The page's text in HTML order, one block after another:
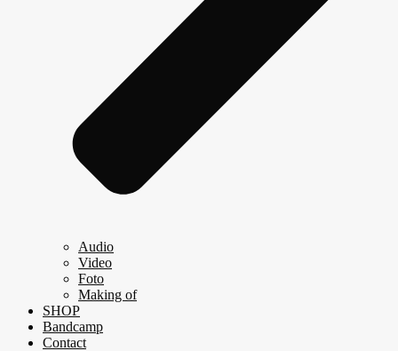
Audio
Video
Foto
Making of
SHOP
Bandcamp
Contact